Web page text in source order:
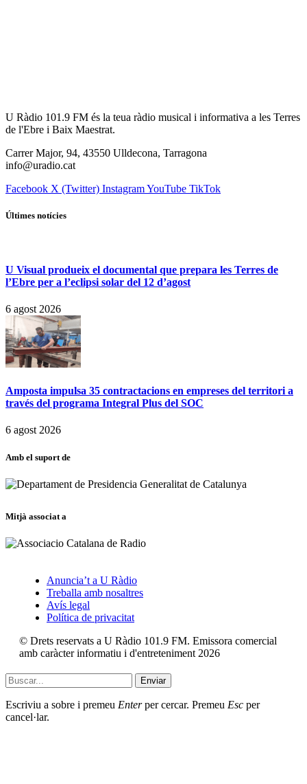
U Ràdio 101.9 FM és la teua ràdio musical i informativa a les Terres
de l'Ebre i Baix Maestrat.
Carrer Major, 94, 43550 Ulldecona, Tarragona
info@uradio.cat
Facebook X (Twitter) InstagramYouTube TikTok
Últimes notícies
U Visual produeix el documental que prepara les Terres de
l’Ebre per a l’eclipsi solar del 12 d’agost
6 agost 2026
Amposta impulsa 35 contractacions en empreses del territori a
través del programa Integral Plus del SOC
6 agost 2026
Amb el suport de
Mitjà associat a
Anuncia’t a U Ràdio
Treballa amb nosaltres
Avís legal
Política de privacitat
© Drets reservats a U Ràdio 101.9 FM. Emissora comercial
amb caràcter informatiu i d'entreteniment 2026
Enviar
Escriviu a sobre i premeu Enterper cercar. Premeu Esc per
cancel·lar.